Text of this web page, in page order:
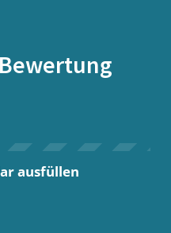
Bewertung
ausfüllen